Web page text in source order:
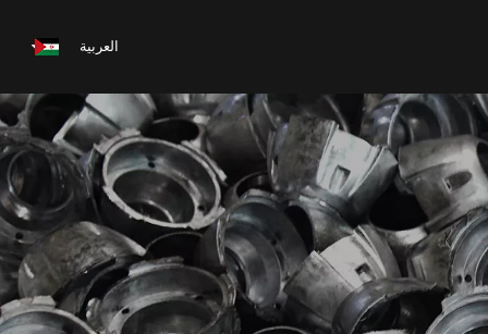
العربية